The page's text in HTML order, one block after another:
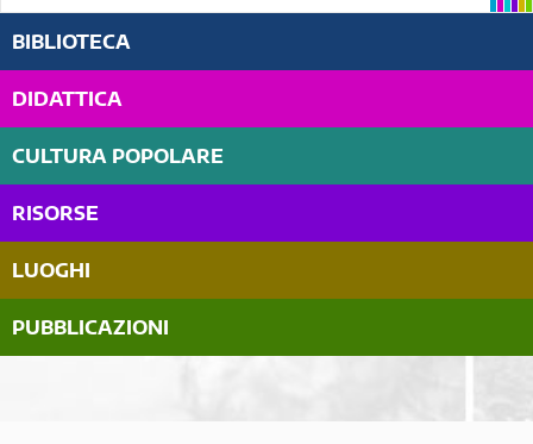
BIBLIOTECA
DIDATTICA
CULTURA POPOLARE
RISORSE
LUOGHI
PUBBLICAZIONI